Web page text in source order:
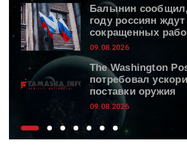
Балынин сообщил,
году россиян
сокращенных
09.08.2026
The Washington
потребовал
поставки оружия
09.08.2026
Daily Mail: Брата
Нолана обвиняли